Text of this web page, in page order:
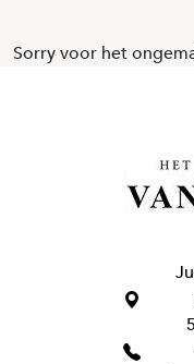
Sorry voor het